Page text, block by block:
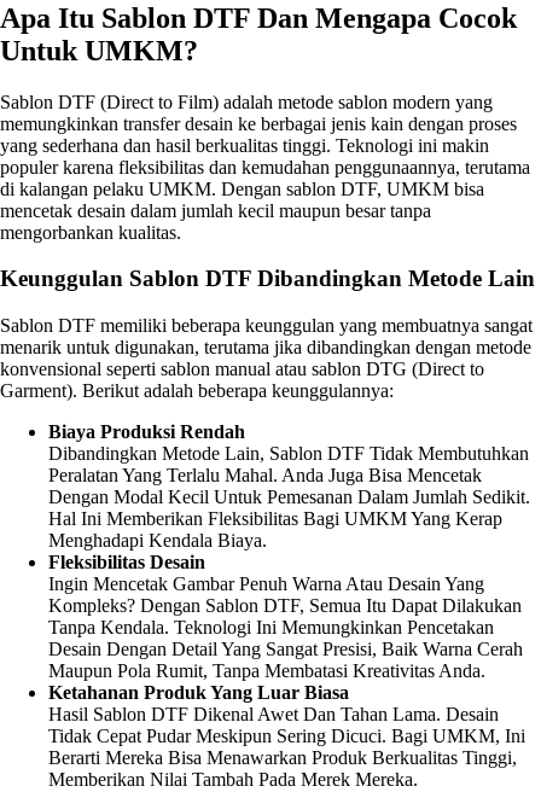
Apa Itu Sablon DTF Dan Mengapa Cocok
Untuk UMKM?
Sablon DTF (Direct to Film) adalah metode sablon modern yang
memungkinkan transfer desain ke berbagai jenis kain dengan proses
yang sederhana dan hasil berkualitas tinggi. Teknologi ini makin
populer karena fleksibilitas dan kemudahan penggunaannya, terutama
di kalangan pelaku UMKM. Dengan sablon DTF, UMKM bisa
mencetak desain dalam jumlah kecil maupun besar tanpa
mengorbankan kualitas.
Keunggulan Sablon DTF Dibandingkan Metode Lain
Sablon DTF memiliki beberapa keunggulan yang membuatnya sangat
menarik untuk digunakan, terutama jika dibandingkan dengan metode
konvensional seperti sablon manual atau sablon DTG (Direct to
Garment). Berikut adalah beberapa keunggulannya:
Biaya Produksi Rendah
Dibandingkan Metode Lain, Sablon DTF Tidak Membutuhkan
Peralatan Yang Terlalu Mahal. Anda Juga Bisa Mencetak
Dengan Modal Kecil Untuk Pemesanan Dalam Jumlah Sedikit.
Hal Ini Memberikan Fleksibilitas Bagi UMKM Yang Kerap
Menghadapi Kendala Biaya.
Fleksibilitas Desain
Ingin Mencetak Gambar Penuh Warna Atau Desain Yang
Kompleks? Dengan Sablon DTF, Semua Itu Dapat Dilakukan
Tanpa Kendala. Teknologi Ini Memungkinkan Pencetakan
Desain Dengan Detail Yang Sangat Presisi, Baik Warna Cerah
Maupun Pola Rumit, Tanpa Membatasi Kreativitas Anda.
Ketahanan Produk Yang Luar Biasa
Hasil Sablon DTF Dikenal Awet Dan Tahan Lama. Desain
Tidak Cepat Pudar Meskipun Sering Dicuci. Bagi UMKM, Ini
Berarti Mereka Bisa Menawarkan Produk Berkualitas Tinggi,
Memberikan Nilai Tambah Pada Merek Mereka.